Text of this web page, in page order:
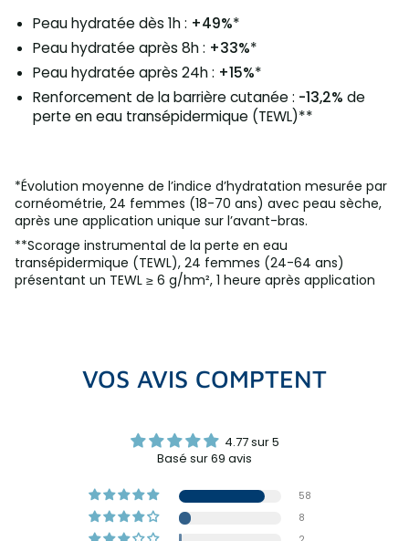
Peau hydratée dès 1h : +49%*
Peau hydratée après 8h : +33%*
Peau hydratée après 24h : +15%*
Renforcement de la barrière cutanée : -13,2% de
perte en eau transépidermique (TEWL)**
*Évolution moyenne de l’indice d’hydratation mesurée par
cornéométrie, 24 femmes (18-70 ans) avec peau sèche,
après une application unique sur l’avant-bras.
**Scorage instrumental de la perte en eau
transépidermique (TEWL), 24 femmes (24-64 ans)
présentant un TEWL ≥ 6 g/hm², 1 heure après application​
VOS AVIS COMPTENT
4.77 sur 5
Basé sur 69 avis
58
8